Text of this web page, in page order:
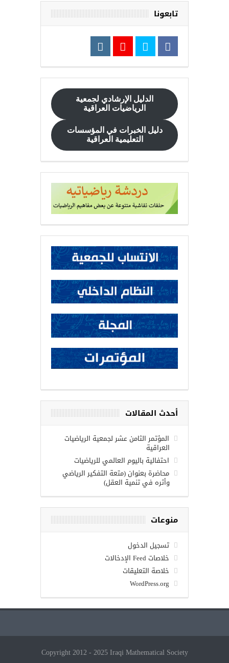
تابعونا
الدليل الإرشادي لجمعية
الرياضيات العراقية
دليل الخبرات في المؤسسات
التعليمية العراقية
أحدث المقالات
المؤتمر الثامن عشر لجمعية الرياضيات
العراقية
احتفالية باليوم العالمي للرياضيات
محاضرة بعنوان (متعة التفكير الرياضي
وأثره في تنمية العقل)
منوعات
تسجيل الدخول
خلاصات Feed الإدخالات
خلاصة التعليقات
WordPress.org
Copyright 2012 - 2025 Iraqi Mathematical Society